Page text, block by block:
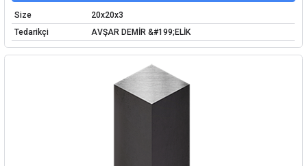
Size
20x20x3
Tedarikçi
AVŞAR DEMİR &#199;ELİK